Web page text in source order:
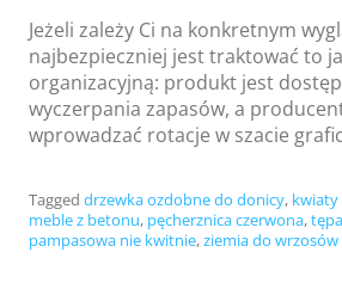
Jeżeli zależy Ci na konkretnym
najbezpieczniej jest traktować to
organizacyjną: produkt jest
wyczerpania zapasów, a
wprowadzać rotacje w szacie
Tagged drzewka ozdobne do donicy,
meble z betonu, pęcherznica czerwona,
pampasowa nie kwitnie,ziemia do